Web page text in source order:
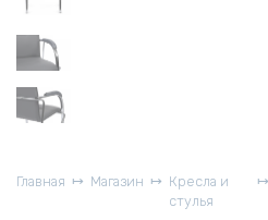
Главная Магазин
Кресла и
стулья